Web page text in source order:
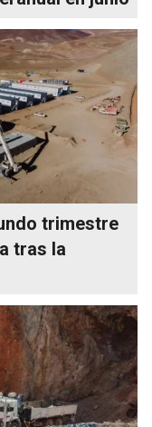
trimestre
tras la